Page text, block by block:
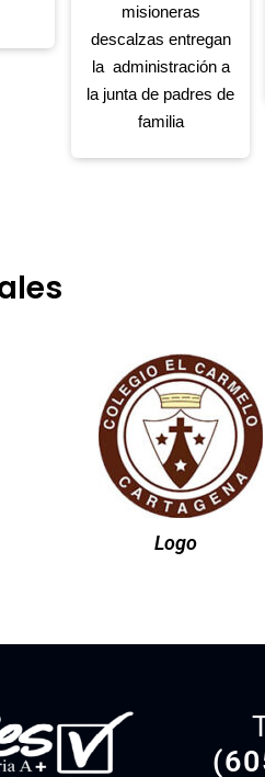
misioneras
descalzas entregan
la administración a
la junta de padres de
familia
Logo